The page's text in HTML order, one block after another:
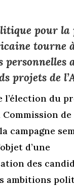
pour la
tourne
personnelles
projets de
l’élection du
de
campagne
d’une
des
ambitions